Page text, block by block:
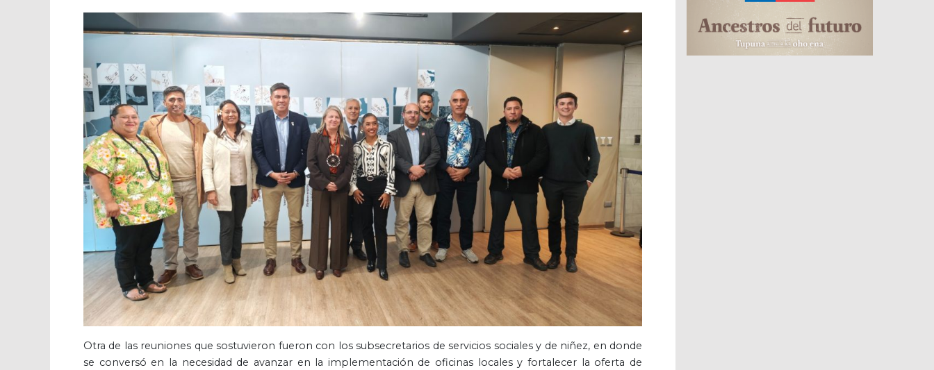
Otra de las reuniones que sostuvieron fueron con los subsecretarios de servicios sociales y de niñez, en donde
se conversó en la necesidad de avanzar en la implementación de oficinas locales y fortalecer la oferta de